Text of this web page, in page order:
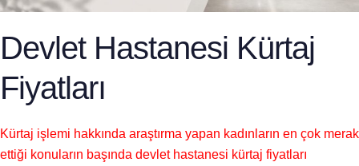
Devlet Hastanesi Kürtaj
Fiyatları
Kürtaj işlemi hakkında araştırma yapan kadınların en çok merak
ettiği konuların başında devlet hastanesi kürtaj fiyatları